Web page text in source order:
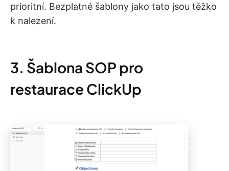
prioritní. Bezplatné šablony jako tato jsou těžko
k nalezení.
3. Šablona SOP pro
restaurace ClickUp